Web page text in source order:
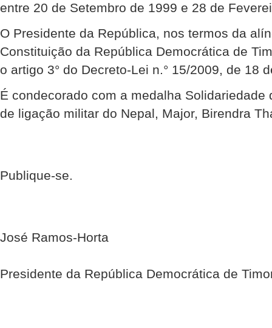
entre 20 de Setembro de 1999 e 28 de
O Presidente da República, nos termos da
Constituição da República Democrática de
o artigo 3° do Decreto-Lei n.° 15/2009, de 18
É condecorado com a medalha Solidariedade
de ligação militar do Nepal, Major, Birendra
Publique-se.
José Ramos-Horta
Presidente da República Democrática de